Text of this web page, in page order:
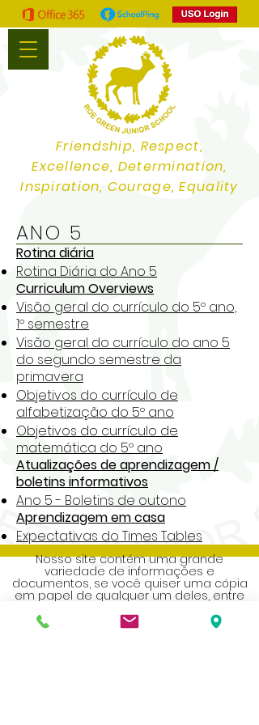
Friendship, Respect,
Excellence, Determination,
Inspiration, Courage, Equality
ANO 5
Rotina diária
Rotina Diária do Ano 5
Curriculum Overviews
Visão geral do currículo do 5º ano,
1º semestre
Visão geral do currículo do ano 5
do segundo semestre da
primavera
Objetivos do currículo de
alfabetização do 5º ano
Objetivos do currículo de
matemática do 5º ano
Atualizações de aprendizagem /
boletins informativos
Ano 5 - Boletins de outono
Aprendizagem em casa
Expectativas do Times Tables
Nosso site contém uma grande
variedade de informações e
documentos, se você quiser uma cópia
em papel de qualquer um deles, entre